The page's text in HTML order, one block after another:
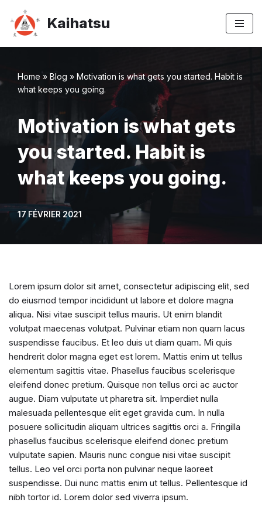
Aller
au
Kaihatsu
Home » Blog » Motivation is what gets you started. Habit is
what keeps you going.
Motivation is what gets
you started. Habit is
what keeps you going.
17 FÉVRIER 2021
Lorem ipsum dolor sit amet, consectetur adipiscing elit, sed
do eiusmod tempor incididunt ut labore et dolore magna
aliqua. Nisi vitae suscipit tellus mauris. Ut enim blandit
volutpat maecenas volutpat. Pulvinar etiam non quam lacus
suspendisse faucibus. Et leo duis ut diam quam. Mi quis
hendrerit dolor magna eget est lorem. Mattis enim ut tellus
elementum sagittis vitae. Phasellus faucibus scelerisque
eleifend donec pretium. Quisque non tellus orci ac auctor
augue. Diam vulputate ut pharetra sit. Imperdiet nulla
malesuada pellentesque elit eget gravida cum. In nulla
posuere sollicitudin aliquam ultrices sagittis orci a. Fringilla
phasellus faucibus scelerisque eleifend donec pretium
vulputate sapien. Mauris nunc congue nisi vitae suscipit
tellus. Leo vel orci porta non pulvinar neque laoreet
suspendisse. Dui nunc mattis enim ut tellus. Pellentesque id
nibh tortor id. Lorem dolor sed viverra ipsum.